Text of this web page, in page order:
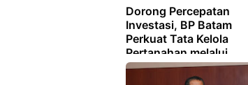
Dorong Percepatan
Investasi, BP Batam
Perkuat Tata Kelola
Pertanahan melalui
Pelaporan Mandiri